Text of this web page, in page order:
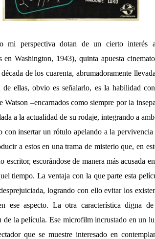
mi perspectiva dotan de un cierto interés
Washington, 1943), quinta apuesta
de los cuarenta, abrumadoramente
ellas, obvio es señalarlo, es la habilidad
–encarnados como siempre por la
a la actualidad de su rodaje, integrando a
con insertar un rótulo apelando a la
a estos en una trama de misterio que, en
escritor, escorándose de manera más acusada
tiempo. La ventaja con la que parte esta
logrando con ello evitar los
ese aspecto. La otra característica digna
de la película. Ese microfilm incrustado en un
que se muestre interesado en